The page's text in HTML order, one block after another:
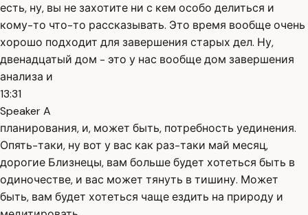
есть, ну, вы не захотите ни с кем особо делиться и
кому-то что-то рассказывать. Это время вообще очень
хорошо подходит для завершения старых дел. Ну,
двенадцатый дом - это у нас вообще дом завершения
анализа и
13:31
Speaker A
планирования, и, может быть, потребность уединения.
Опять-таки, ну вот у вас как раз-таки май месяц,
дорогие Близнецы, вам больше будет хотеться быть в
одиночестве, и вас может тянуть в тишину. Может
быть, вам будет хотеться чаще ездить на природу и